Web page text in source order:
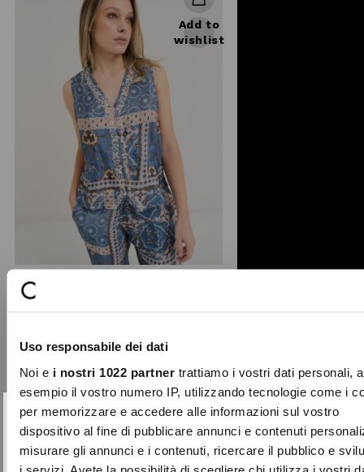
Uso responsabile dei dati
Noi e i nostri 1022 partnertrattiamo i vostri dati personali,
esempio il vostro numero IP, utilizzando tecnologie come i
per memorizzare e accedere alle informazioni sul vostro
dispositivo al fine di pubblicare annunci e contenuti
misurare gli annunci e i contenuti, ricercare il pubblico e
i servizi. Avete la possibilità di scegliere chi utilizza i vostri
Add to
wishlist
artisanal touch to your spring
wardrobe. Crafted from ...
reduced
from
€89.00 to €44.50
-50%
Close
SUBSCRIBE TO OUR
NEWSLETTER